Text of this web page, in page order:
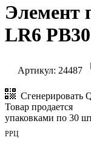
Элемент
LR6 PB30
Артикул: 24487
Сгенерировать
Товар продается
упаковками по 30
РРЦ